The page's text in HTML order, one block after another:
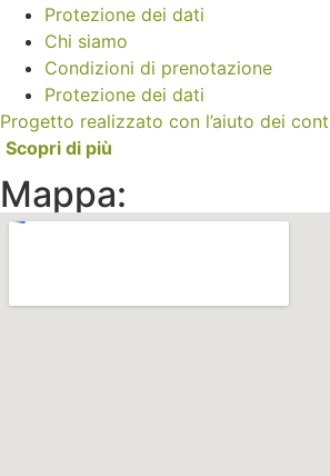
Protezione dei dati
Chi siamo
Condizioni di prenotazione
Protezione dei dati
Progetto realizzato con l’aiuto dei
Scopri di più
Mappa: